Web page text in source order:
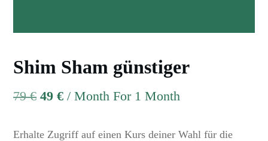
Shim Sham günstiger
79€ 49 € / Month For 1 Month
Erhalte Zugriff auf einen Kurs deiner Wahl für die